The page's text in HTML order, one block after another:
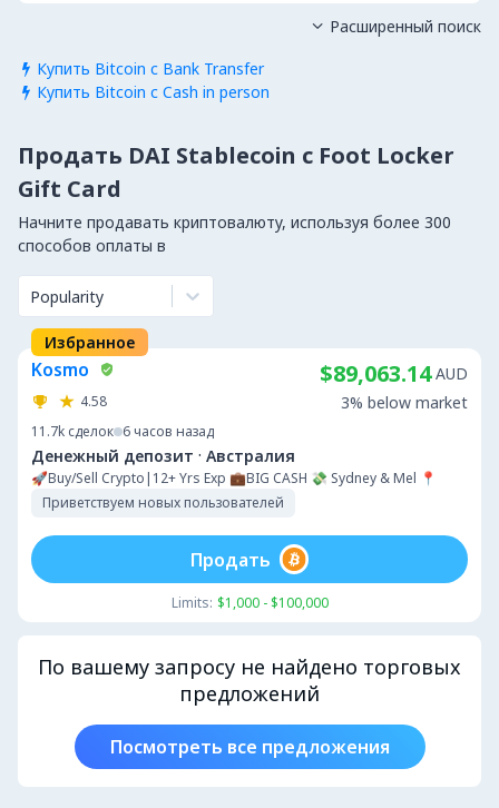
 Купить Bitcoin с Bank Transfer
 Купить Bitcoin с Cash in person
 Расширенный поиск
Продать DAI Stablecoin с Foot Locker
Gift Card
Начните продавать криптовалюту, используя более 300
способов оплаты в
Popularity
Избранное
Kosmo
4.58
11.7k сделок 6 часов назад
Денежный депозит · Австралия
🚀Buy/Sell Crypto|12+ Yrs Exp 💼BIG CASH 💸 Sydney & Mel 📍
Приветствуем новых пользователей
$89,063.14 AUD
3% below market
Limits: $1,000 - $100,000
Продать
По вашему запросу не найдено торговых
предложений
Посмотреть все предложения